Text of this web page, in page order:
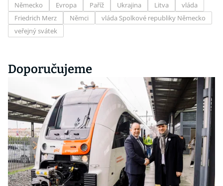
Německo Evropa Paříž Ukrajina Litva
vláda
Friedrich Merz
Němci
vláda Spolkové republiky Německo
veřejný svátek
Doporučujeme